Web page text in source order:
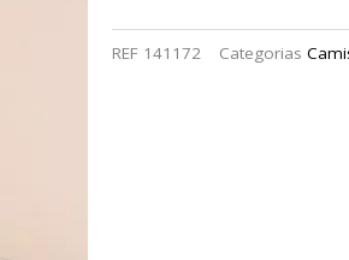
REF 141172 Categorias